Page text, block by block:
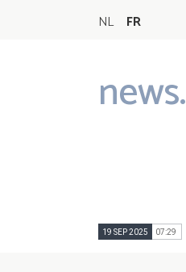
NL FR
news.
Main
navigation
19 SEP 2025 07:29